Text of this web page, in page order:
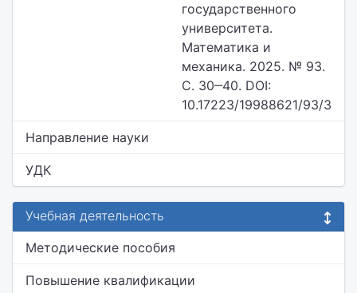
государственного
университета.
Математика и
механика. 2025. № 93.
С. 30‒40. DOI:
10.17223/19988621/93/3
Направление науки
УДК
Учебная деятельность
Методические пособия
Повышение квалификации